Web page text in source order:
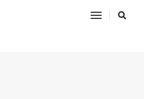
toggle